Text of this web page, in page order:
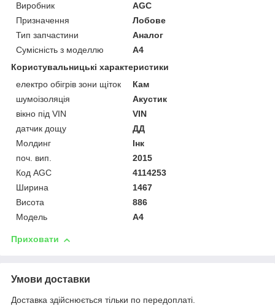
Виробник
AGC
Призначення
Лобове
Тип запчастини
Аналог
Сумісність з моделлю
A4
Користувальницькі характеристики
електро обігрів зони щіток
Кам
шумоізоляція
Акустик
вікно під VIN
VIN
датчик дощу
ДД
Молдинг
Інк
поч. вип.
2015
Код AGC
4114253
Ширина
1467
Висота
886
Модель
A4
Приховати
Умови доставки
Доставка здійснюється тільки по передоплаті.